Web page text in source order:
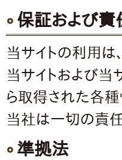
保証および
当サイトの利用は
当サイトおよび当
ら取得された各
当社は一切の責任
準拠法